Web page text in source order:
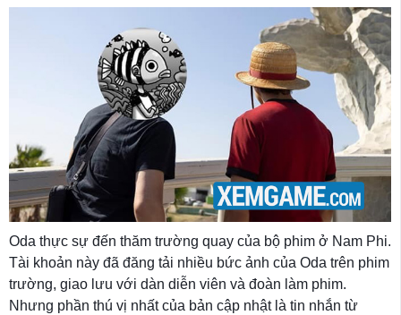
Oda thực sự đến thăm trường quay của bộ phim ở Nam Phi.
Tài khoản này đã đăng tải nhiều bức ảnh của Oda trên phim
trường, giao lưu với dàn diễn viên và đoàn làm phim.
Nhưng phần thú vị nhất của bản cập nhật là tin nhắn từ